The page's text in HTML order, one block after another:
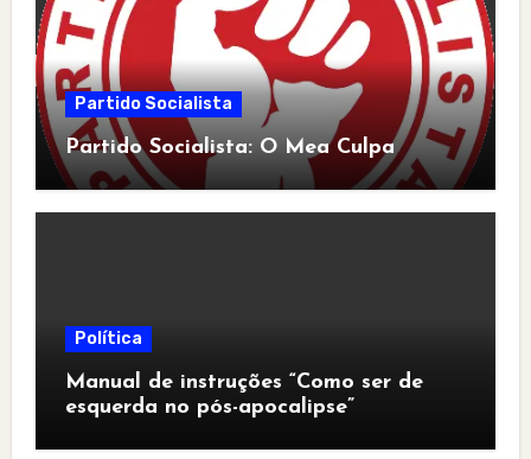
Partido Socialista
Partido Socialista: O Mea Culpa
Política
Manual de instruções “Como ser de
esquerda no pós-apocalipse”